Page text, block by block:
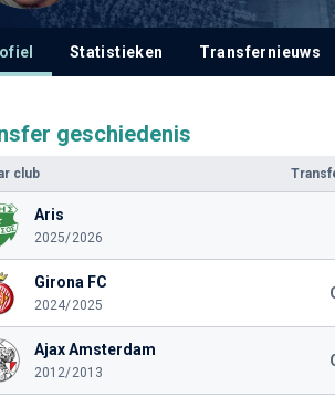
Statistieken Transfernieuws
geschiedenis
club
Aris
2025/2026
Girona FC
2024/2025
Ajax Amsterdam
2012/2013